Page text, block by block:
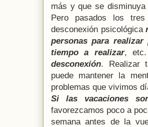
más y que se
Pero pasados los
desconexión psicológica
personas para
tiempo a realizar, etc.
desconexión. Realizar
puede mantener la
problemas que vivimos
Si las vacaciones
favorezcamos poco a
semana antes de la